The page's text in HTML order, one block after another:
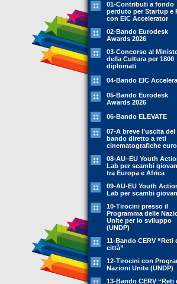
01-Contributi a fondo
perduto per Startup e
con EIC Accelerator
02-Bando Eurodesk
Awards 2026
03-Concorso al
della Cultura per 1800
diplomati
04-Bando EIC
05-Bando Eurodesk
Awards 2026
06-Bando ELEVATE
07-A breve l’uscita del
bando diretto a reti
cinematografiche
08-AU–EU Youth
Lab per scambi
tra Europa e Africa
09-AU-EU Youth
Lab per scambi
10-Tirocini presso il
Programma delle
Unite per lo sviluppo
(UNDP)
11-Bando CERV “Reti
città”
12-Tirocini con
Nazioni Unite (UNDP)
13-Bando CERV “Reti